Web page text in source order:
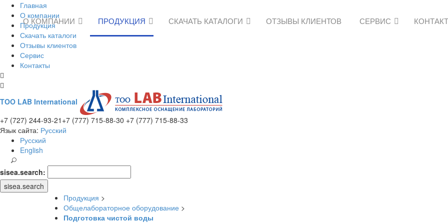
Главная
О компании
Продукция
Скачать каталоги
Отзывы клиентов
Сервис
Контакты
TOO LAB International
+7 (727) 244-93-21 +7 (777) 715-88-30 +7 (777) 715-88-33
Язык сайта: Русский
Русский
English
О КОМПАНИИ ПРОДУКЦИЯ СКАЧАТЬ КАТАЛОГИ ОТЗЫВЫ КЛИЕНТОВ СЕРВИС
sisea.search:
sisea.search
Продукция >
Общелабораторное оборудование >
Подготовка чистой воды